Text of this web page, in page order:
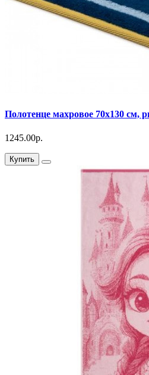
Полотенце махровое 70х130 см,
1245.00р.
Купить